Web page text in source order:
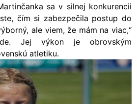
sa v silnej konkurencii
čím si zabezpečila postup do
ale viem, že mám na viac,“
Jej výkon je obrovským
atletiku.